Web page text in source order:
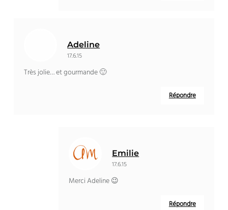
Adeline
17.6.15
Très jolie… et gourmande 🙂
Répondre
Emilie
17.6.15
Merci Adeline 😉
Répondre